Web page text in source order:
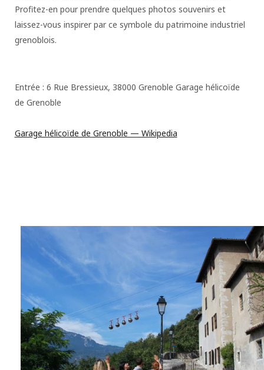
Profitez-en pour prendre quelques photos souvenirs et
laissez-vous inspirer par ce symbole du patrimoine industriel
grenoblois.
Entrée : 6 Rue Bressieux, 38000 Grenoble Garage hélicoïde
de Grenoble
Garage hélicoïde de Grenoble — Wikipedia